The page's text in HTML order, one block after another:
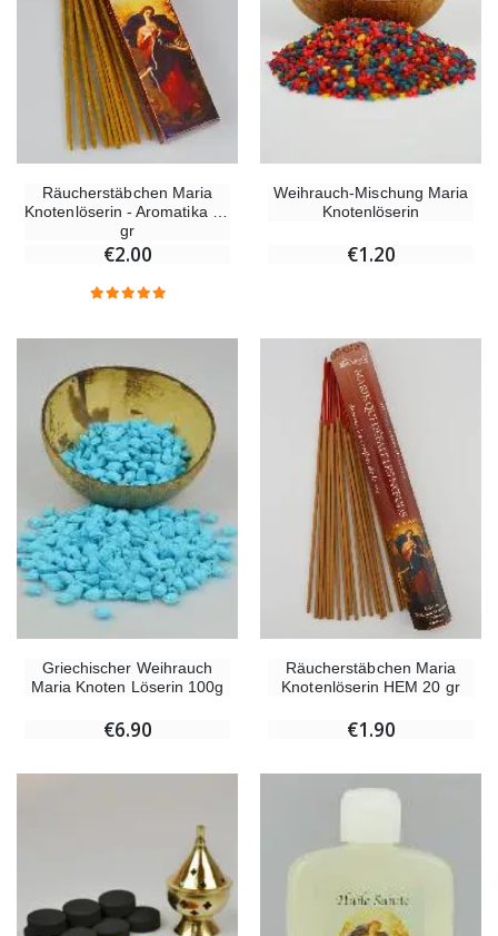
Räucherstäbchen Maria
Knotenlöserin - Aromatika 15
gr
€2.00
Weihrauch-Mischung Maria
Knotenlöserin
€1.20
Griechischer Weihrauch
Maria Knoten Löserin 100g
€6.90
Räucherstäbchen Maria
Knotenlöserin HEM 20 gr
€1.90
€59.90 €6.00